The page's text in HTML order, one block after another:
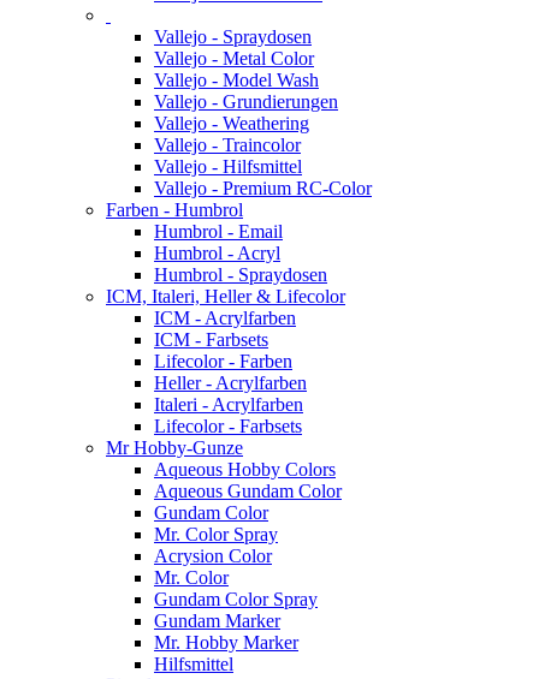
Vallejo - Spraydosen
Vallejo - Metal Color
Vallejo - Model Wash
Vallejo - Grundierungen
Vallejo - Weathering
Vallejo - Traincolor
Vallejo - Hilfsmittel
Vallejo - Premium RC-Color
Farben - Humbrol
Humbrol - Email
Humbrol - Acryl
Humbrol - Spraydosen
ICM, Italeri, Heller & Lifecolor
ICM - Acrylfarben
ICM - Farbsets
Lifecolor - Farben
Heller - Acrylfarben
Italeri - Acrylfarben
Lifecolor - Farbsets
Mr Hobby-Gunze
Aqueous Hobby Colors
Aqueous Gundam Color
Gundam Color
Mr. Color Spray
Acrysion Color
Mr. Color
Gundam Color Spray
Gundam Marker
Mr. Hobby Marker
Hilfsmittel